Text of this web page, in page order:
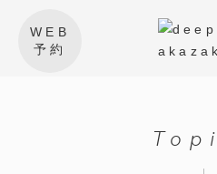
WEB
予約